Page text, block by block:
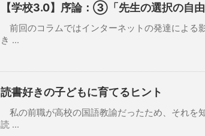
【学校3.0】序論：③「先生の選択の自
前回のコラムではインターネットの発達による
き ...
読書好きの子どもに育てるヒント
私の前職が高校の国語教諭だったため、それを
読 ...